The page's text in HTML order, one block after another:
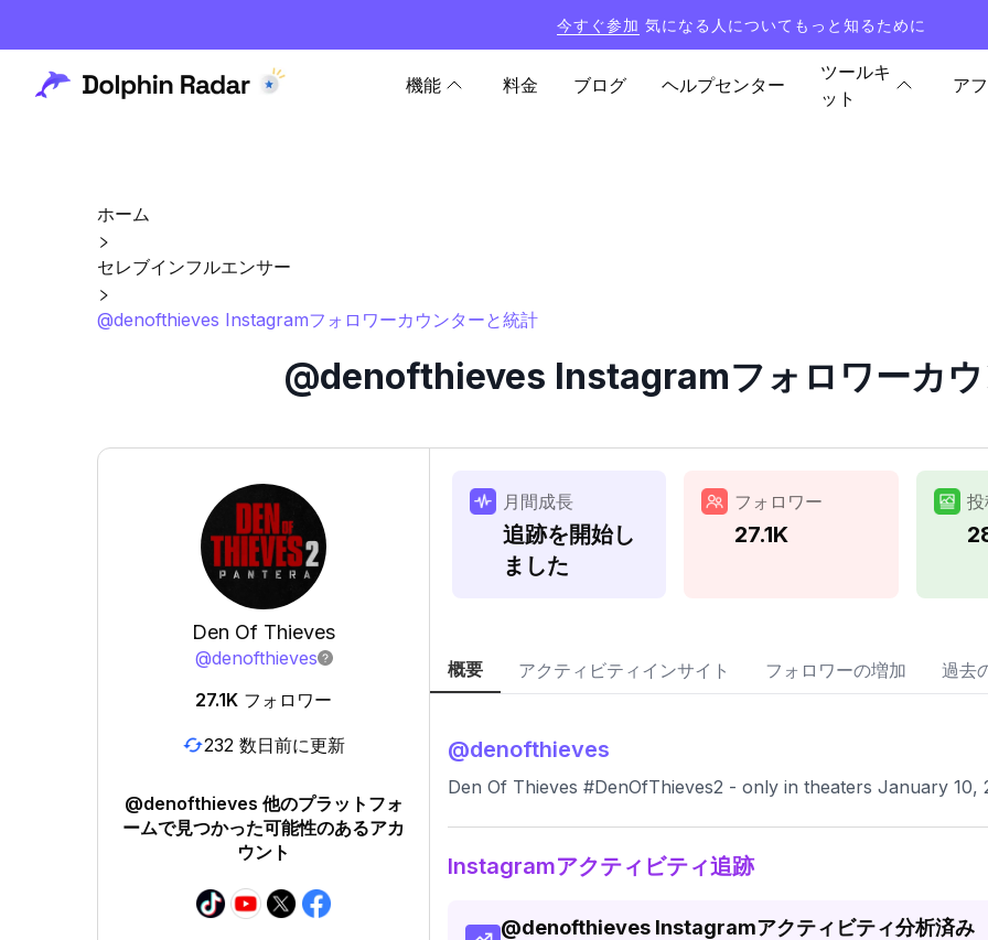
今すぐ参加 気になる人についてもっと知るために
機能 料金 ブログ ヘルプセンター
ツールキ
ット
ア
ホーム
セレブインフルエンサー
@denofthieves Instagramフォロワーカウンターと統計
@denofthieves Instagramフォロワーカウ
Den Of Thieves
@denofthieves
27.1K フォロワー
232 数日前に更新
@denofthieves 他のプラットフォ
ームで見つかった可能性のあるアカ
ウント
月間成長
追跡を開始し
ました
フォロワー
27.1K
概要 アクティビティインサイト フォロワーの増加 過去
@denofthieves
Den Of Thieves #DenOfThieves2 - only in theaters January 10,
Instagramアクティビティ追跡
@denofthieves Instagramアクティビティ分析済み